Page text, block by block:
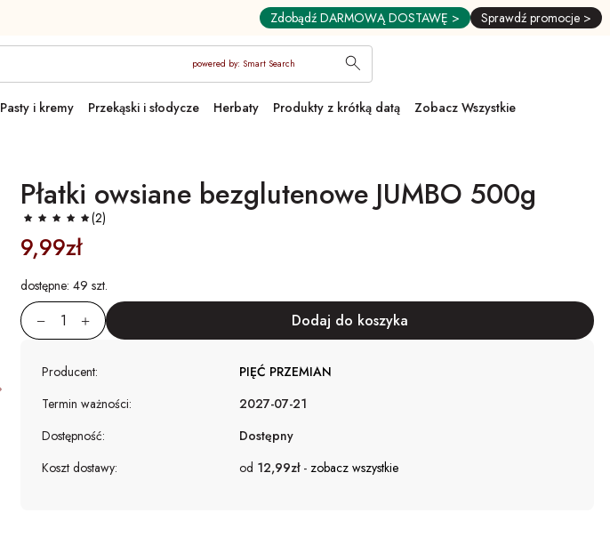
Zdobądź DARMOWĄ DOSTAWĘ > Sprawdź promocje >
powered by: Smart Search
Pasty i kremy Przekąski i słodycze Herbaty Produkty z krótką datą Zobacz Wszystkie
Następny
Płatki owsiane bezglutenowe JUMBO 500g
(2)
9,99zł
dostępne: 49 szt.
Producent:
PIĘĆ PRZEMIAN
Termin ważności:
2027-07-21
Dostępność:
Dostępny
Koszt dostawy:
od 12,99zł - zobacz wszystkie